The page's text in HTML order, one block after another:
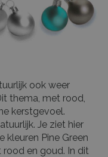
ook weer
thema, met rood,
kerstgevoel.
Je ziet hier
kleuren Pine Green
en goud. In dit